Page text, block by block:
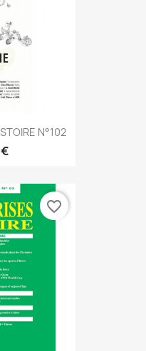
N°102
favorite_border